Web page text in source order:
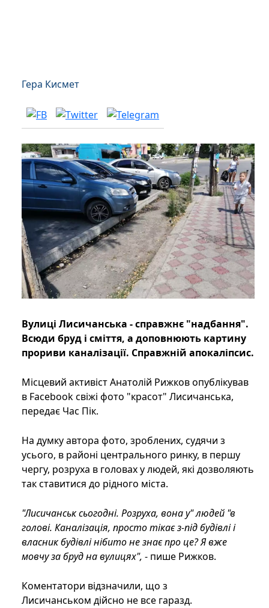
Гера Кисмет
Вулиці Лисичанська - справжнє "надбання".
Всюди бруд і сміття, а доповнюють картину
прориви каналізації. Справжній апокаліпсис.
Місцевий активіст Анатолій Рижков опублікував
в Facebook свіжі фото "красот" Лисичанська,
передає Час Пік.
На думку автора фото, зроблених, судячи з
усього, в районі центрального ринку, в першу
чергу, розруха в головах у людей, які дозволяють
так ставитися до рідного міста.
"Лисичанськ сьогодні. Розруха, вона у" людей "в
голові. Каналізація, просто тікає з-під будівлі і
власник будівлі нібито не знає про це? Я вже
мовчу за бруд на вулицях", - пише Рижков.
Коментатори відзначили, що з
Лисичанськом дійсно не все гаразд.